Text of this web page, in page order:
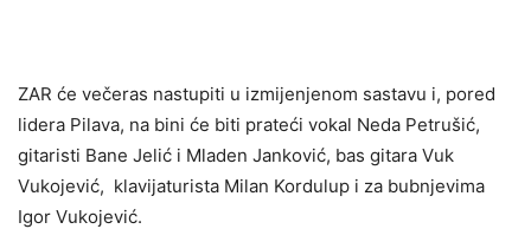
ZAR će večeras nastupiti u izmijenjenom sastavu i, pored
lidera Pilava, na bini će biti prateći vokal Neda Petrušić,
gitaristi Bane Jelić i Mladen Janković, bas gitara Vuk
Vukojević, klavijaturista Milan Kordulup i za bubnjevima
Igor Vukojević.